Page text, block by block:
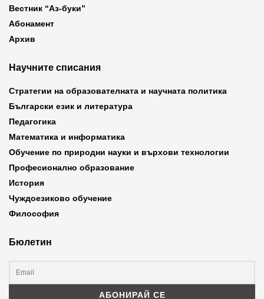
Вестник “Аз-буки”
Абонамент
Архив
Научните списания
Стратегии на образователната и научната политика
Български език и литература
Педагогика
Математика и информатика
Обучение по природни науки и върхови технологии
Професионално образование
История
Чуждоезиково обучение
Философия
Бюлетин